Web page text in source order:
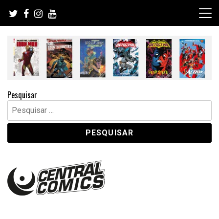
content
Pesquisar
Pesquisar
por: